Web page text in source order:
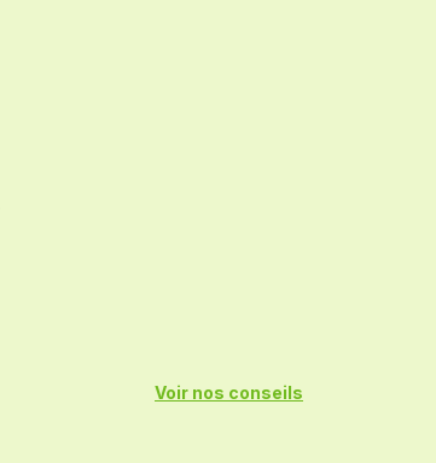
Voir nos conseils